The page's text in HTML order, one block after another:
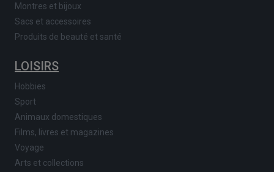
Montres et bijoux
Sacs et accessoires
Produits de beauté et santé
LOISIRS
Hobbies
Sport
Animaux domestiques
Films, livres et magazines
Voyage
Arts et collections